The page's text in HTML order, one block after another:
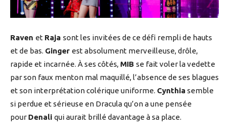
Raven et Raja sont les invitées de ce défi rempli de hauts
et de bas. Ginger est absolument merveilleuse, drôle,
rapide et incarnée. À ses côtés, MIB se fait voler la vedette
par son faux menton mal maquillé, l’absence de ses blagues
et son interprétation colérique uniforme. Cynthia semble
si perdue et sérieuse en Dracula qu’on a une pensée
pour Denali qui aurait brillé davantage à sa place.